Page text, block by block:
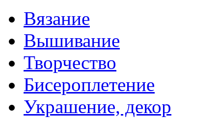
Вязание
Вышивание
Творчество
Бисероплетение
Украшение, декор